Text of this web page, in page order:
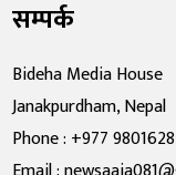
सम्पर्क
Bideha Media House
Janakpurdham, Nepal
Phone : +977